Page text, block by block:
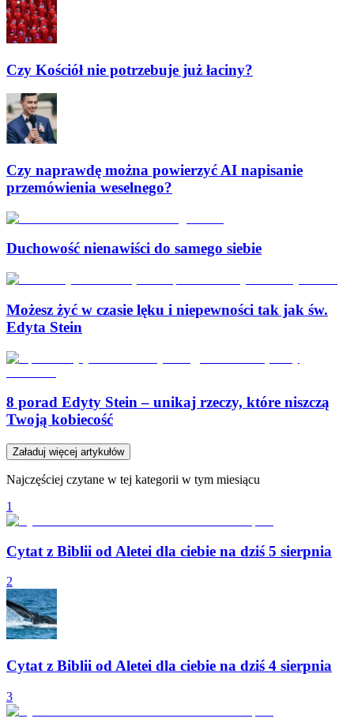
Czy Kościół nie potrzebuje już łaciny?
Czy naprawdę można powierzyć AI napisanie
przemówienia weselnego?
Duchowość nienawiści do samego siebie
Możesz żyć w czasie lęku i niepewności tak jak św.
Edyta Stein
8 porad Edyty Stein – unikaj rzeczy, które niszczą
Twoją kobiecość
Załaduj więcej artykułów
Najczęściej czytane w tej kategorii w tym miesiącu
1
Cytat z Biblii od Aletei dla ciebie na dziś 5 sierpnia
2
Cytat z Biblii od Aletei dla ciebie na dziś 4 sierpnia
3